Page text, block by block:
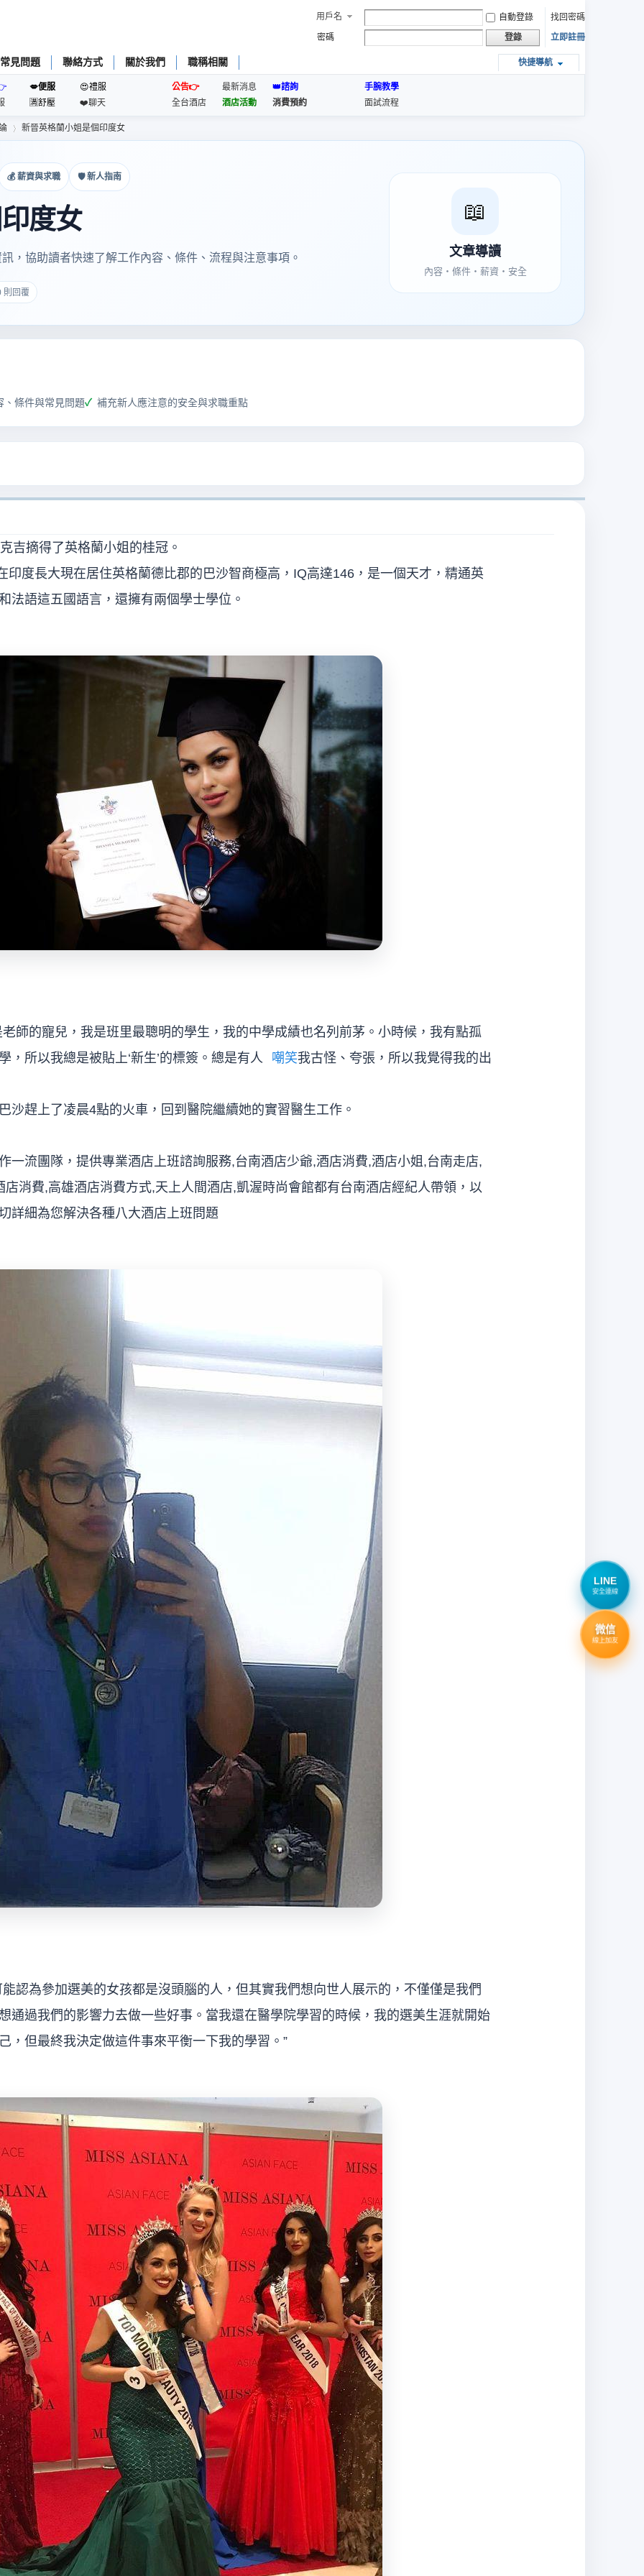
用戶名 自動登錄
找回密碼
密碼
登錄 立即註冊
快捷導航
常見問題 聯絡方式 關於我們 職稱相關
💋便服
😍禮服
🈵️舒壓 ❤️聊天
公告👉 最新消息
👑諮詢
全台酒店
酒店活動 消費預約
手腕教學
面試流程
›
新晉英格蘭小姐是個印度女
💰 薪資與求職 🛡 新人指南
度女
，協助讀者快速了解工作內容、條件、流程與注意事項。
則回覆
📖
文章導讀
內容・條件・薪資・安全
、條件與常見問題 補充新人應注意的安全與求職重點
吉摘得了英格蘭小姐的桂冠。
印度長大現在居住英格蘭德比郡的巴沙智商極高，IQ高達146，是一個天才，精通英
法語這五國語言，還擁有兩個學士學位。
師的寵兒，我是班里最聰明的學生，我的中學成績也名列前茅。小時候，我有點孤
，所以我總是被貼上‘新生’的標簽。總是有人
嘲笑我古怪、夸張，所以我覺得我的出
沙趕上了凌晨4點的火車，回到醫院繼續她的實習醫生工作。
一流團隊，提供專業酒店上班諮詢服務,台南酒店少爺,酒店消費,酒店小姐,台南走店,
消費,高雄酒店消費方式,天上人間酒店,凱渥時尚會館都有台南酒店經紀人帶領，以
詳細為您解決各種八大酒店上班問題
能認為參加選美的女孩都是沒頭腦的人，但其實我們想向世人展示的，不僅僅是我們
通過我們的影響力去做一些好事。當我還在醫學院學習的時候，我的選美生涯就開始
，但最終我決定做這件事來平衡一下我的學習。”
LINE
安全連線
微信
線上加友